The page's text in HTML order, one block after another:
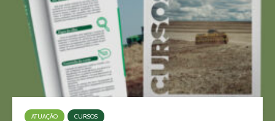
ATUAÇÃO CURSOS